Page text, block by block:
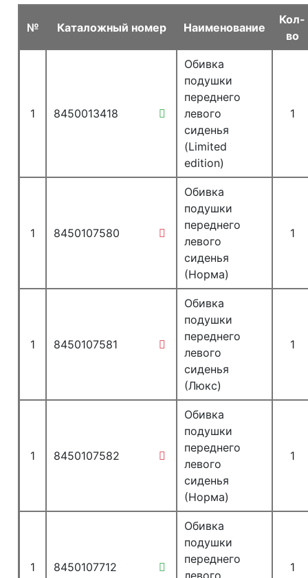
№ Каталожный номер Наименование
Кол-
во
1 8450013418
Обивка
подушки
переднего
левого
сиденья
(Limited
edition)
1
1 8450107580
Обивка
подушки
переднего
левого
сиденья
(Норма)
1
1 8450107581
Обивка
подушки
переднего
левого
сиденья
(Люкс)
1
1 8450107582
Обивка
подушки
переднего
левого
сиденья
(Норма)
1
1 8450107712
Обивка
подушки
переднего
левого
1